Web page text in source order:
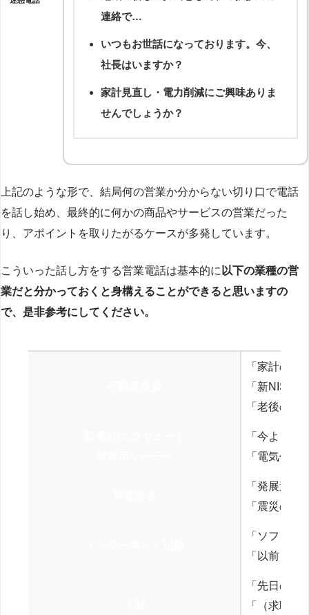
連絡で…
いつもお世話になっております。今、
社長はいますか？
家計見直し・電力削減にご興味ありま
せんでしょうか？
上記のような形で、結局何の営業か分からない切り口で電話
を話し始め、最終的に何かの商品やサービスの営業だった
り、アポイントを取りたがるケースが多発しています。
こういった話し方をする営業電話は基本的に 以下の業種の営
業だと分かっておくと身構えることができると思いますの
で、是非参考にしてください。
「家計の見
「新NISA
「老後の
「今より
「電気代を
「発展途
「震災の
「ソフト
「以前、
「先日の
「（求職